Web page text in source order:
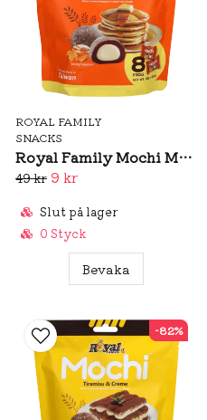
ROYAL FAMILY
SNACKS
Royal Family Mochi Maple Pancake 120g (BF: Dec 2025)
49 kr 9 kr
Slut på lager
0 Styck
Bevaka
-82%